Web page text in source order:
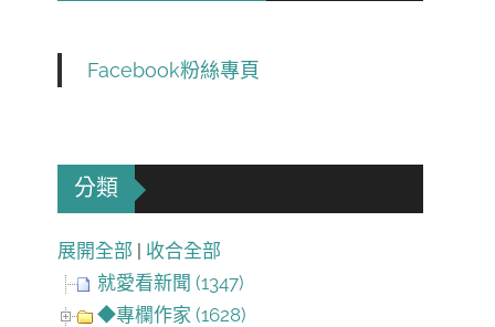
Facebook粉絲專頁
分類
展開全部 | 收合全部
就愛看新聞 (1347)
◆專欄作家 (1628)